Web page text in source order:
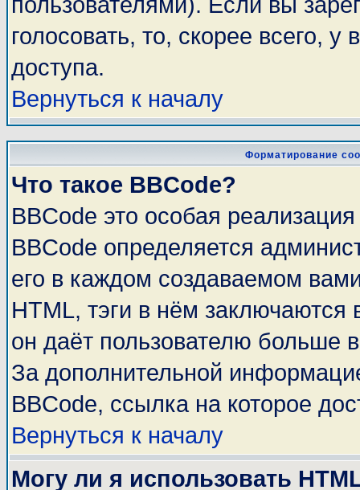
голосовать, то, скорее всего,
доступа.
Вернуться к началу
Форматирование
Что такое BBCode?
BBCode это особая
BBCode определяется
его в каждом создаваемом
HTML, тэги в нём заключаются
он даёт пользователю больше
За дополнительной
BBCode, ссылка на которое
Вернуться к началу
Могу ли я использовать